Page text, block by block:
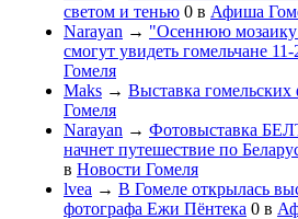
светом и тенью 0 в Афиша
Narayan → "Осеннюю
смогут увидеть гомельчане 11-
Гомеля
Maks → Выставка гомельских
Гомеля
Narayan → Фотовыставка
начнет путешествие по
в Новости Гомеля
lvea → В Гомеле открылась
фотографа Ежи Пёнтека 0 в